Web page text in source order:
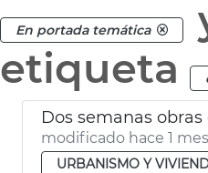
En portada temática
etiqueta
modificado hace 1 mes
URBANISMO Y